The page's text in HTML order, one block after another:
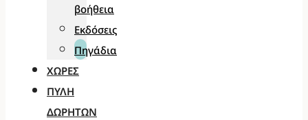
βοήθεια
Εκδόσεις
Πηγάδια
ΧΏΡΕΣ
ΠΎΛΗ
ΔΩΡΗΤΏΝ